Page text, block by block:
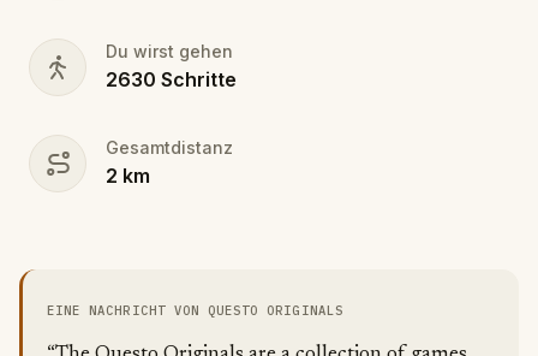
clock, competing with friends or teams worldwide.
Don your finest fairytale attire—memorable
costumes could earn you game-related prizes!
after?
Du wirst gehen
2630 Schritte
Gesamtdistanz
2 km
EINE NACHRICHT VON QUESTO ORIGINALS